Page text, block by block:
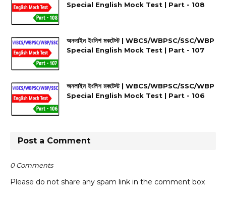
Special English Mock Test | Part - 108
অনলাইন ইংলিশ মকটেস্ট | WBCS/WBPSC/SSC/WBP
Special English Mock Test | Part - 107
অনলাইন ইংলিশ মকটেস্ট | WBCS/WBPSC/SSC/WBP
Special English Mock Test | Part - 106
Post a Comment
0 Comments
Please do not share any spam link in the comment box